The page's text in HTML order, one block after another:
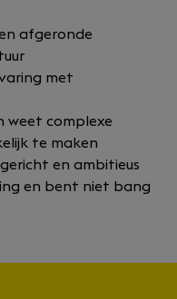
afgeronde
met
weet complexe
te maken
en ambitieus
en bent niet bang